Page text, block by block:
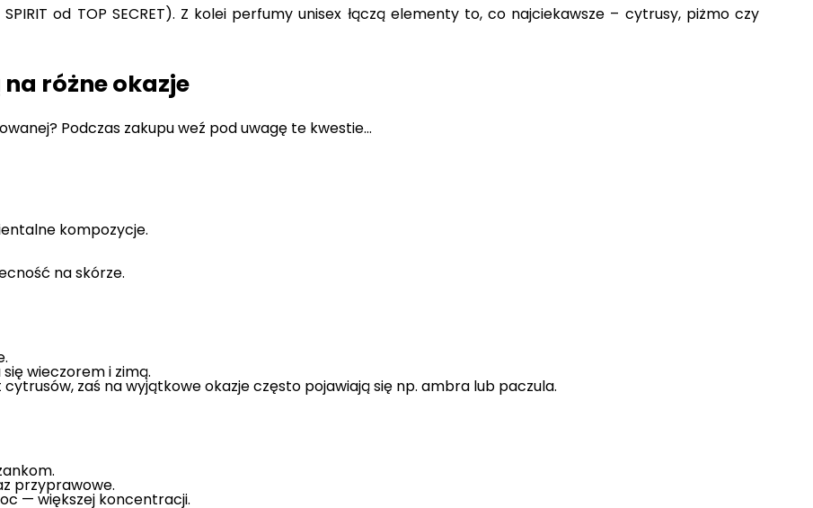
od TOP SECRET). Z kolei perfumy unisex łączą elementy to, co najciekawsze – cytrusy, piżmo czy
różne okazje
Podczas zakupu weź pod uwagę te kwestie…
kompozycje.
na skórze.
wieczorem i zimą.
zaś na wyjątkowe okazje często pojawiają się np. ambra lub paczula.
przyprawowe.
— większej koncentracji.